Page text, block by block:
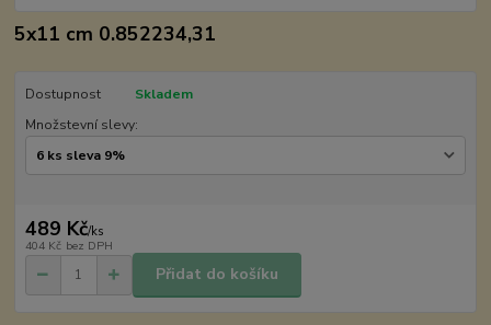
5x11 cm 0.852234,31
Dostupnost
Skladem
Množstevní slevy:
489 Kč/ks
404 Kč bez DPH
Přidat do košíku